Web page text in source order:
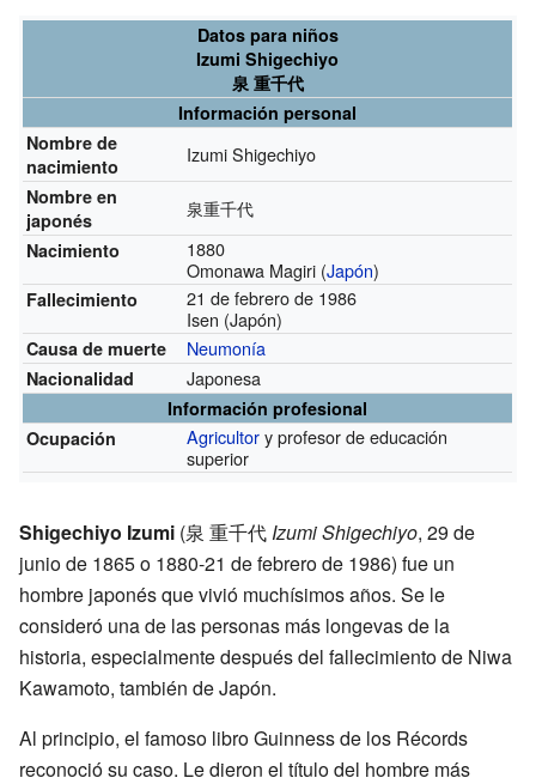
Datos para niños
Izumi Shigechiyo
泉 重千代
Información personal
Nombre de
nacimiento
Izumi Shigechiyo
Nombre en
japonés
泉重千代
Nacimiento
1880
Omonawa Magiri (Japón)
Fallecimiento
21 de febrero de 1986
Isen (Japón)
Causa de muerte Neumonía
Nacionalidad Japonesa
Información profesional
Ocupación
Agricultory profesor de educación
superior
Shigechiyo Izumi (泉 重千代 Izumi Shigechiyo, 29 de
junio de 1865 o 1880-21 de febrero de 1986) fue un
hombre japonés que vivió muchísimos años. Se le
consideró una de las personas más longevas de la
historia, especialmente después del fallecimiento de Niwa
Kawamoto, también de Japón.
Al principio, el famoso libro Guinness de los Récords
reconoció su caso. Le dieron el título del hombre más